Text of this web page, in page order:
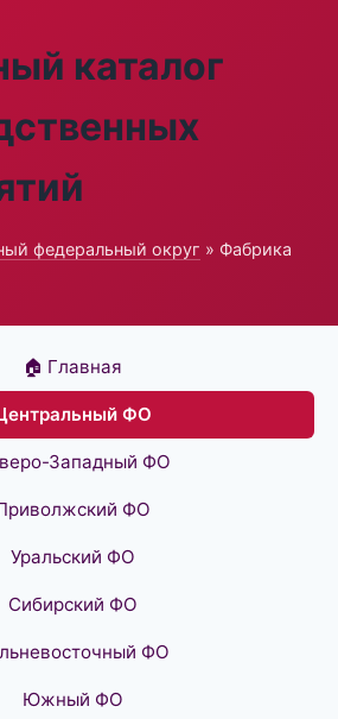
каталог
федеральный округ » Фабрика
🏠 Главная
ФО
Западный ФО
ФО
Уральский ФО
Сибирский ФО
ФО
Южный ФО